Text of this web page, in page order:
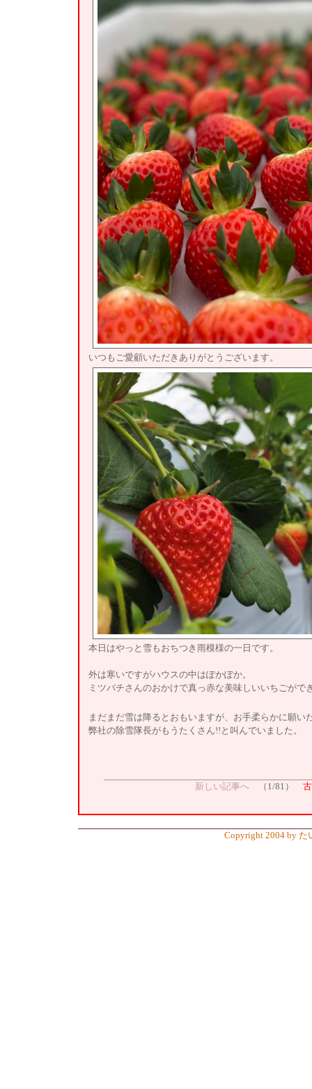
いつもご愛顧いただきありがとうございます。
本日はやっと雪もおちつき雨模様の一日です。
外は寒いですがハウスの中はぽかぽか。
ミツバチさんのおかけで真っ赤な美味しいいちごがで
まだまだ雪は降るとおもいますが、お手柔らかに願い
弊社の除雪隊長がもうたくさん!!と叫んでいました。
新しい記事へ（1/81）
Copyright 2004 by た